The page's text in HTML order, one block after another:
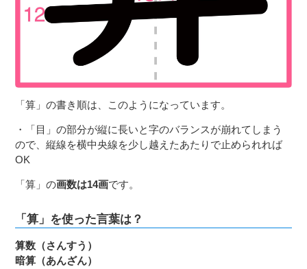
「算」の書き順は、このようになっています。
・「目」の部分が縦に長いと字のバランスが崩れてしまう
ので、縦線を横中央線を少し越えたあたりで止められれば
OK
「算」の画数は14画です。
「算」を使った言葉は？
算数（さんすう）
暗算（あんざん）